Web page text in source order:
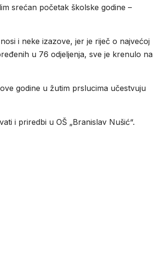
srećan početak školske godine –
i neke izazove, jer je riječ o najvećoj
u 76 odjeljenja, sve je krenulo na
godine u žutim prslucima učestvuju
i priredbi u OŠ „Branislav Nušić“.